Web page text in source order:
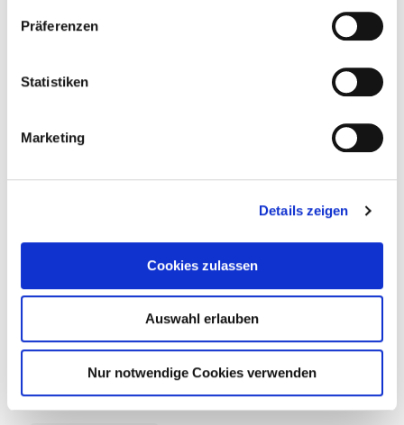
Präferenzen
Statistiken
Marketing
Details zeigen
Cookies zulassen
Auswahl erlauben
Nur notwendige Cookies verwenden
14. Juli 2026
Tief unten im dunklen Wasser